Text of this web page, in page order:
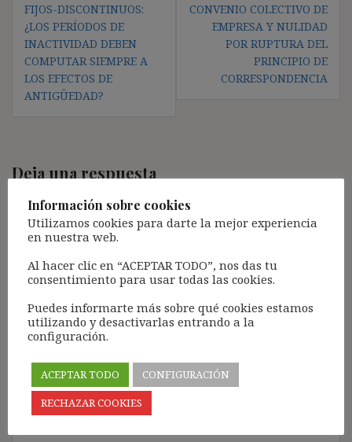
de
entradas
FIJOS-DISCONTINUOS:
¿LOS PERÍODOS DE
INACTIVIDAD DEBEN
COMPUTAR SIEMPRE A
LOS EFECTOS DE
ANTIGÜEDAD?
CONVENIO COLECTIVO DE
EMPRESA Y NULIDAD
POR RUPTURA DEL
PRINCIPIO DE
CORRESPONDENCIA
Deja una respuesta
Tu dirección de correo electrónico no será publicada.
campos obligatorios están marcados con
Comentario*
Nombre*
Información sobre cookies
Utilizamos cookies para darte la mejor experiencia
en nuestra web.
Al hacer clic en “ACEPTAR TODO”, nos das tu
consentimiento para usar todas las cookies.
Puedes informarte más sobre qué cookies estamos
utilizando y desactivarlas entrando a la
configuración.
ACEPTAR TODO
CONFIGURACIÓN
RECHAZAR COOKIES